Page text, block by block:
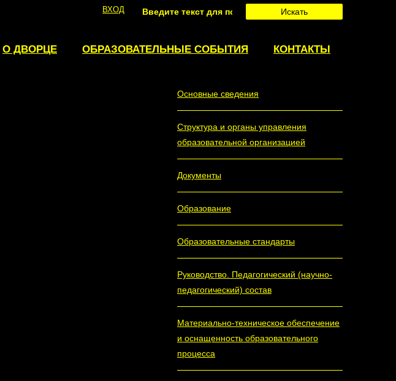
Искать
ВХОД
О ДВОРЦЕ ОБРАЗОВАТЕЛЬНЫЕ СОБЫТИЯ КОНТАКТЫ
ОБРАЗОВАТЕЛЬНОЙ
ОРГАНИЗАЦИИ
Основные сведения
Структура и органы управления
образовательной организацией
Документы
Образование
Образовательные стандарты
Руководство. Педагогический (научно-
педагогический) состав
Материально-техническое обеспечение
и оснащенность образовательного
процесса